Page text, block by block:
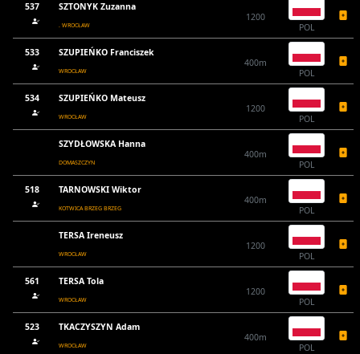
537 SZTONYK Zuzanna
. WROCŁAW
1200
POL
533 SZUPIEŃKO Franciszek
WROCŁAW
400m
POL
534 SZUPIEŃKO Mateusz
WROCŁAW
1200
POL
SZYDŁOWSKA Hanna
DOMASZCZYN
400m
POL
518 TARNOWSKI Wiktor
KOTWICA BRZEG BRZEG
400m
POL
TERSA Ireneusz
WROCŁAW
1200
POL
561 TERSA Tola
WROCŁAW
1200
POL
523 TKACZYSZYN Adam
WROCŁAW
400m
POL